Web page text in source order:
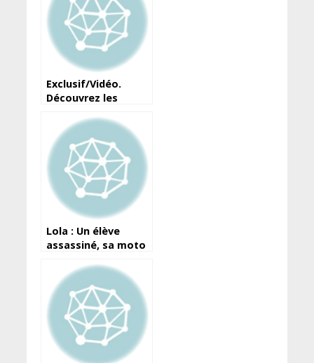
Exclusif/Vidéo.
Découvrez les
drame de
Tatakourou (Siguiri)
Lola : Un élève
assassiné, sa moto